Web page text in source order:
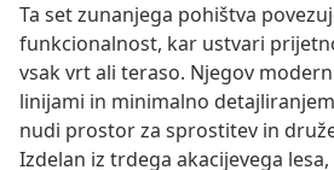
Ta set zunanjega pohištva
funkcionalnost, kar ustvari
vsak vrt ali teraso. Njegov
linijami in minimalno
nudi prostor za sprostitev in
Izdelan iz trdega akacijevega